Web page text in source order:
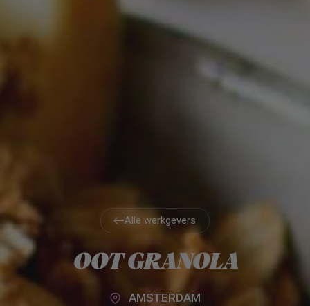
Alle werkgevers
Alle werkgevers
OOT GRANOLA
AMSTERDAM